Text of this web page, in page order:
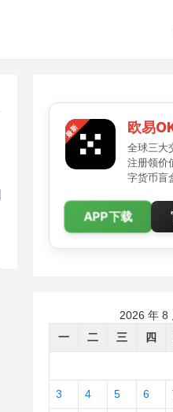
欧易
全球三大
注册领价
字货币盲
APP下载
2026 年 8
一
二 三 四
3 4 5 6